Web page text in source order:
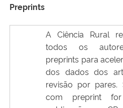
Preprints
A Ciência Rural
todos os
preprints para
dos dados dos
revisão por pares.
com preprint